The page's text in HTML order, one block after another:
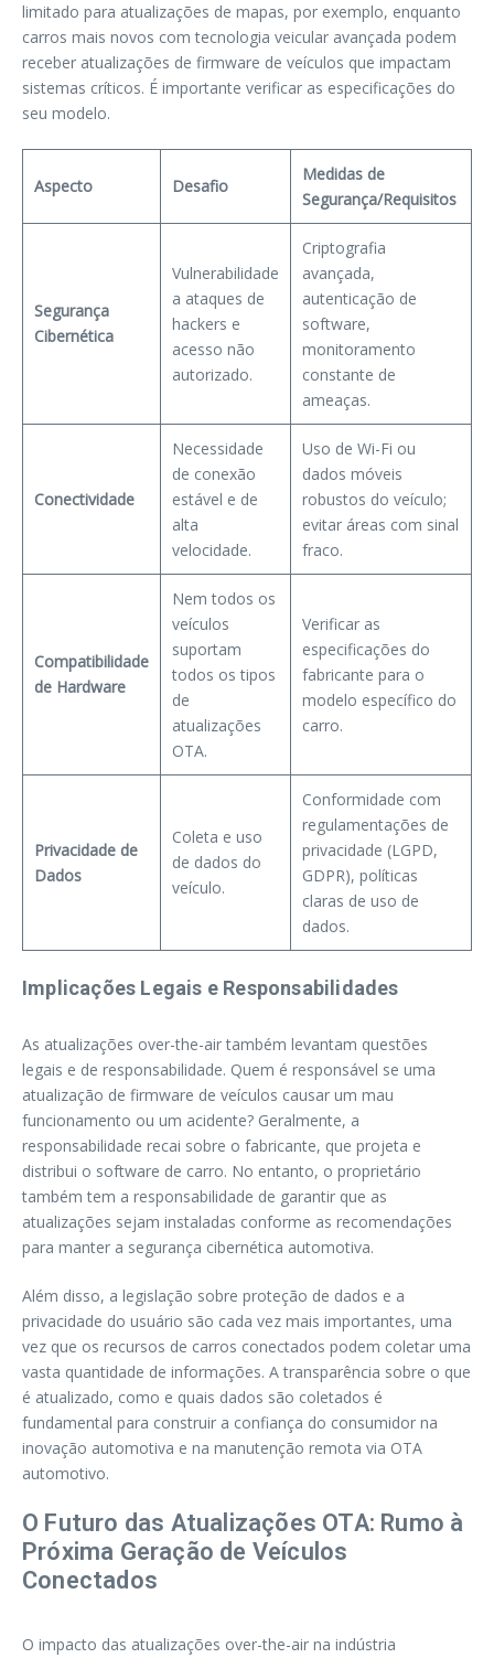
limitado para atualizações de mapas, por exemplo, enquanto
carros mais novos com tecnologia veicular avançada podem
receber atualizações de firmware de veículos que impactam
sistemas críticos. É importante verificar as especificações do
seu modelo.
Aspecto Desafio
Medidas de
Segurança/Requisitos
Segurança
Cibernética
Vulnerabilidade
a ataques de
hackers e
acesso não
autorizado.
Criptografia
avançada,
autenticação de
software,
monitoramento
constante de
ameaças.
Conectividade
Necessidade
de conexão
estável e de
alta
velocidade.
Uso de Wi-Fi ou
dados móveis
robustos do veículo;
evitar áreas com sinal
fraco.
Compatibilidade
de Hardware
Nem todos os
veículos
suportam
todos os tipos
de
atualizações
OTA.
Verificar as
especificações do
fabricante para o
modelo específico do
carro.
Privacidade de
Dados
Coleta e uso
de dados do
veículo.
Conformidade com
regulamentações de
privacidade (LGPD,
GDPR), políticas
claras de uso de
dados.
Implicações Legais e Responsabilidades
As atualizações over-the-air também levantam questões
legais e de responsabilidade. Quem é responsável se uma
atualização de firmware de veículos causar um mau
funcionamento ou um acidente? Geralmente, a
responsabilidade recai sobre o fabricante, que projeta e
distribui o software de carro. No entanto, o proprietário
também tem a responsabilidade de garantir que as
atualizações sejam instaladas conforme as recomendações
para manter a segurança cibernética automotiva.
Além disso, a legislação sobre proteção de dados e a
privacidade do usuário são cada vez mais importantes, uma
vez que os recursos de carros conectados podem coletar uma
vasta quantidade de informações. A transparência sobre o que
é atualizado, como e quais dados são coletados é
fundamental para construir a confiança do consumidor na
inovação automotiva e na manutenção remota via OTA
automotivo.
O Futuro das Atualizações OTA: Rumo à
Próxima Geração de Veículos
Conectados
O impacto das atualizações over-the-air na indústria